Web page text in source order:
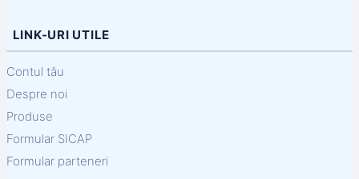
LINK-URI UTILE
Contul tău
Despre noi
Produse
Formular SICAP
Formular parteneri